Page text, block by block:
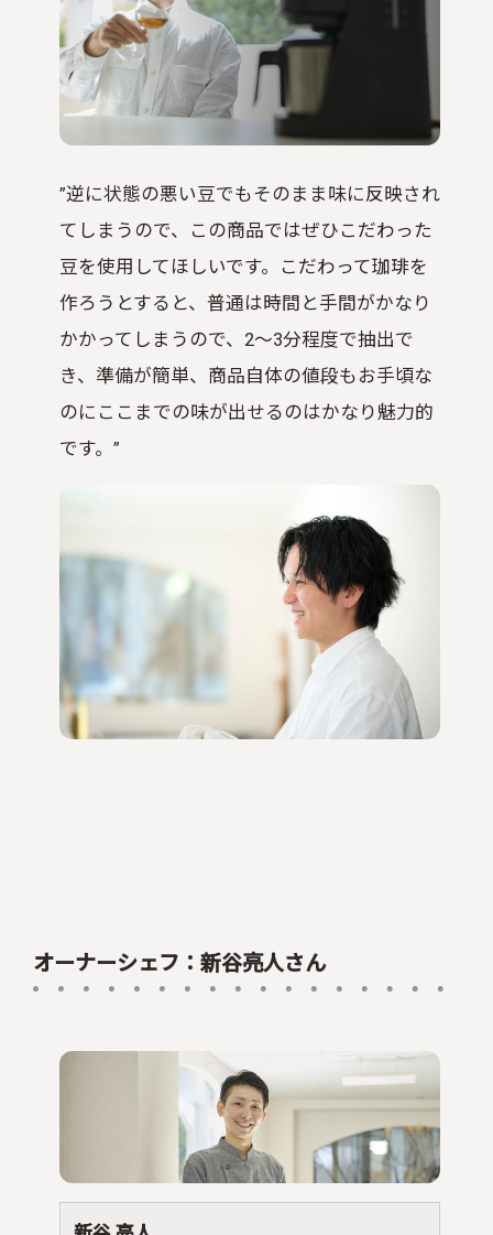
”逆に状態の悪い豆でもそのまま味に反映され
てしまうので、この商品ではぜひこだわった
豆を使用してほしいです。こだわって珈琲を
作ろうとすると、普通は時間と手間がかなり
かかってしまうので、2〜3分程度で抽出で
き、準備が簡単、商品自体の値段もお手頃な
のにここまでの味が出せるのはかなり魅力的
です。”
オーナーシェフ：新谷亮人さん